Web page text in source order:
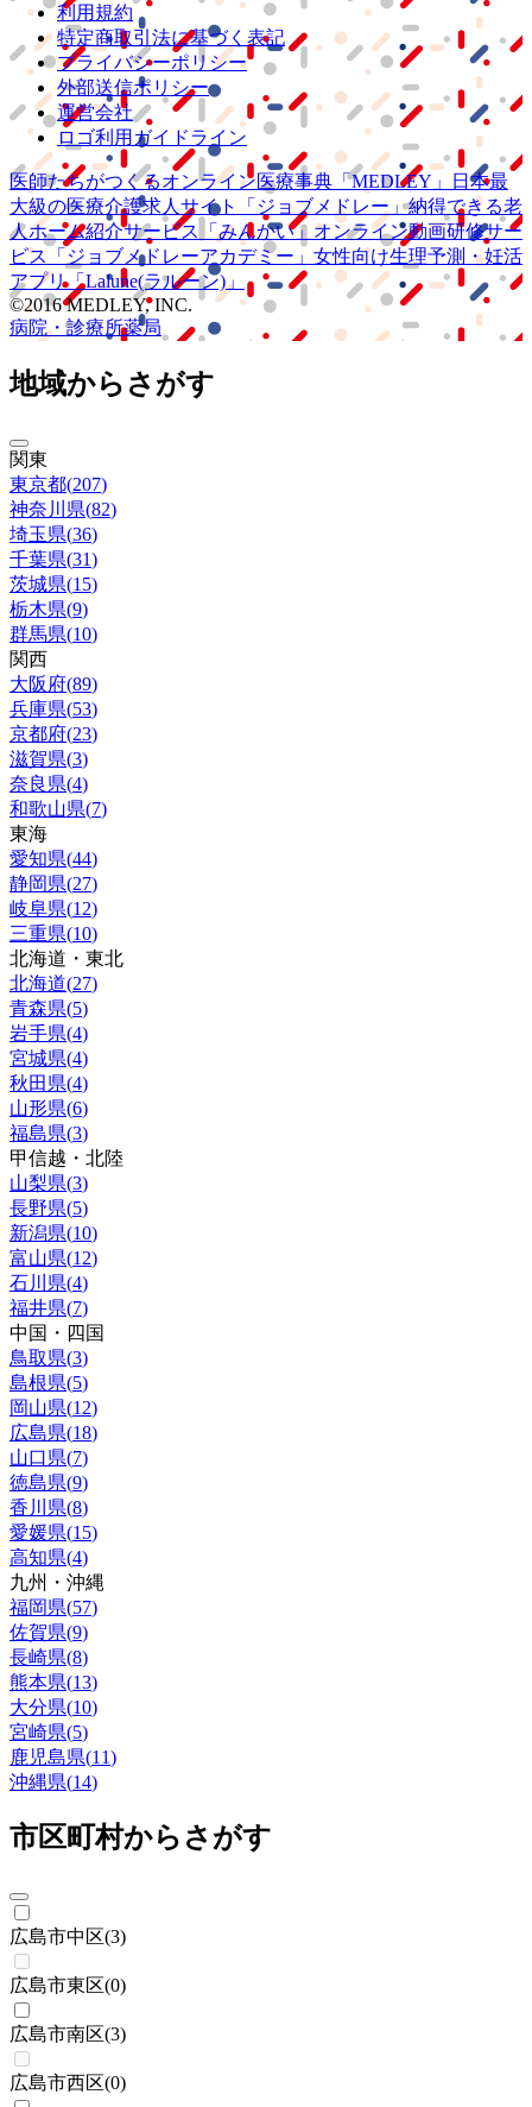
利用規約
特定商取引法に基づく表記
プライバシーポリシー
外部送信ポリシー
運営会社
ロゴ利用ガイドライン
医師たちがつくるオンライン医療事典 「MEDLEY」
日本最
大級の医療介護求人サイト 「ジョブメドレー」納得できる老
人ホーム紹介サービス
「みんかい」 オンライン動画研修サー
ビス
「ジョブメドレーアカデミー」 女性向け生理予測・妊活
アプリ「Lalune(ラルーン)」
©2016 MEDLEY, INC.
病院・診療所薬局
地域からさがす
関東
東京都(207)
神奈川県(82)
埼玉県(36)
千葉県(31)
茨城県(15)
栃木県(9)
群馬県(10)
関西
大阪府(89)
兵庫県(53)
京都府(23)
滋賀県(3)
奈良県(4)
和歌山県(7)
東海
愛知県(44)
静岡県(27)
岐阜県(12)
三重県(10)
北海道・東北
北海道(27)
青森県(5)
岩手県(4)
宮城県(4)
秋田県(4)
山形県(6)
福島県(3)
甲信越・北陸
山梨県(3)
長野県(5)
新潟県(10)
富山県(12)
石川県(4)
福井県(7)
中国・四国
鳥取県(3)
島根県(5)
岡山県(12)
広島県(18)
山口県(7)
徳島県(9)
香川県(8)
愛媛県(15)
高知県(4)
九州・沖縄
福岡県(57)
佐賀県(9)
長崎県(8)
熊本県(13)
大分県(10)
宮崎県(5)
鹿児島県(11)
沖縄県(14)
市区町村からさがす
広島市中区(3)
広島市東区(0)
広島市南区(3)
広島市西区(0)